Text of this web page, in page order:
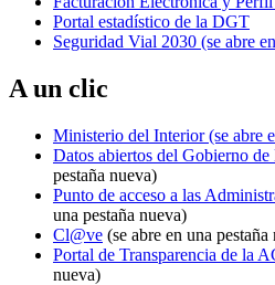
Portal estadístico de la DGT
Seguridad Vial 2030 (se abre
A un clic
Ministerio del Interior(se abre
Datos abiertos del Gobierno de
pestaña nueva)
Punto de acceso a las
una pestaña nueva)
Cl@ve (se abre en una pestaña
Portal de Transparencia de la
nueva)